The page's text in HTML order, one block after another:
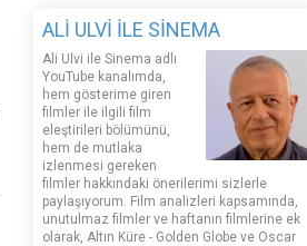
ALİ ULVİ İLE SİNEMA
Ali Ulvi ile Sinema adlı
YouTube kanalımda,
hem gösterime giren
filmler ile ilgili film
eleştirileri bölümünü,
hem de mutlaka
izlenmesi gereken
filmler hakkındaki önerilerimi sizlerle
paylaşıyorum. Film analizleri kapsamında,
unutulmaz filmler ve haftanın filmlerine ek
olarak, Altın Küre - Golden Globe ve Oscar